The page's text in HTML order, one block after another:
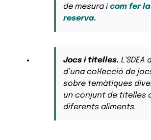
de mesura i com fer la
reserva.
Jocs i titelles.
d’una col·lecció de
sobre temàtiques
un conjunt de titelles
diferents aliments.